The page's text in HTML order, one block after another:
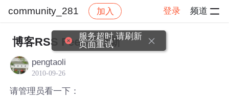
community_281 加入 登录 频道
社区 community_281 帖子详情
博客RSS Feed不更新
pengtaoli
2010-09-26
请管理员看一下：
服务超时,请刷新
页面重试